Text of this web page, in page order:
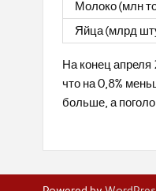
Молоко (млн
Яйца (млрд
На конец апреля
что на 0,8%
больше, а